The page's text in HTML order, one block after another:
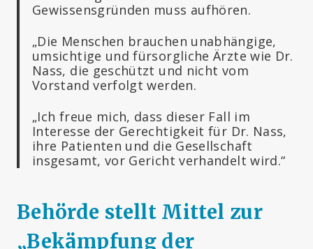
Gewissensgründen muss aufhören.
„Die Menschen brauchen unabhängige,
umsichtige und fürsorgliche Ärzte wie Dr.
Nass, die geschützt und nicht vom
Vorstand verfolgt werden.
„Ich freue mich, dass dieser Fall im
Interesse der Gerechtigkeit für Dr. Nass,
ihre Patienten und die Gesellschaft
insgesamt, vor Gericht verhandelt wird.“
Behörde stellt Mittel zur
„Bekämpfung der